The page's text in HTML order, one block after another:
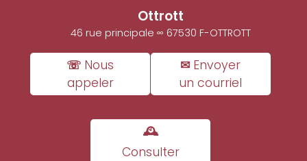
Ottrott
46 rue principale ∞ 67530 F-OTTROTT
☏ Nous
appeler
✉ Envoyer
un courriel
🕰
Consulter